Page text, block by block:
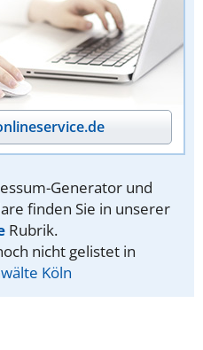
Generator und
finden Sie in unserer
Rubrik.
nicht gelistet in
Köln